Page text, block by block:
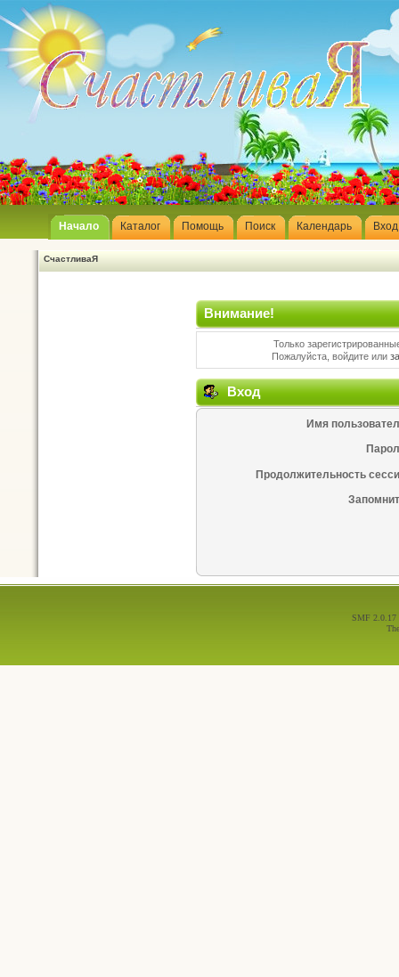
Начало Каталог Помощь Поиск Календарь Вход
СчастливаЯ
Внимание!
Только
Пожалуйста, войдите или
Вход
Имя
Продолжительность
SMF 2.0.17